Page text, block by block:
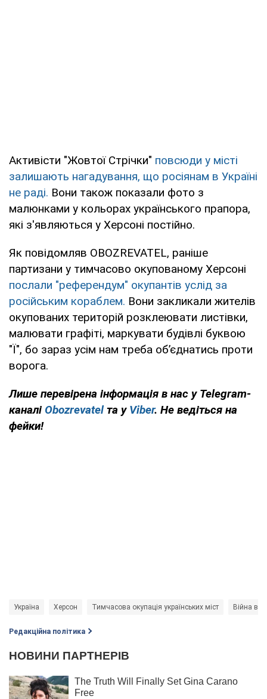
Активісти "Жовтої Стрічки" повсюди у місті
залишають нагадування, що росіянам в Україні
не раді. Вони також показали фото з
малюнками у кольорах українського прапора,
які з'являються у Херсоні постійно.
Як повідомляв OBOZREVATEL, раніше
партизани у тимчасово окупованому Херсоні
послали "референдум" окупантів услід за
російським кораблем. Вони закликали жителів
окупованих територій розклеювати листівки,
малювати графіті, маркувати будівлі буквою
"Ї", бо зараз усім нам треба об’єднатись проти
ворога.
Лише перевірена інформація в нас у Telegram-
каналі Obozrevatelта у Viber. Не ведіться на
фейки!
Україна Херсон Тимчасова окупація українських міст Війна в
Редакційна політика